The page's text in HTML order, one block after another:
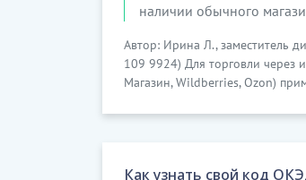
наличии обычного
Автор: Ирина Л., заместитель
109 9924) Для торговли через
Магазин, Wildberries, Ozon)
Как узнать свой код